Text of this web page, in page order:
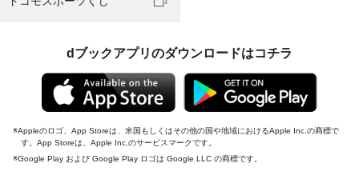
dブックアプリのダウンロードはコチラ
Appleのロゴ、App Storeは、米国もしくはその他の国や地域におけるApple Inc.の商標で
す。App Storeは、Apple Inc.のサービスマークです。
Google Play および Google Play ロゴは Google LLC の商標です。